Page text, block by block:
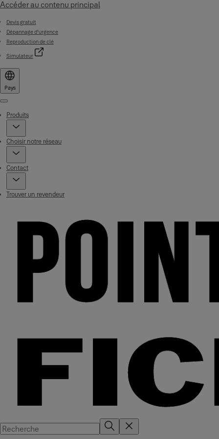
Accéder au contenu principal
Devis gratuit
Dépannage d'urgence
Reproduction de clé
Simulateur
Pays
Menu
Produits
Choisir notre réseau
Contact
Trouver un revendeur